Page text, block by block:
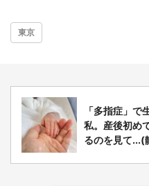
東京
「多指症」
私。産後初め
るのを見て...(